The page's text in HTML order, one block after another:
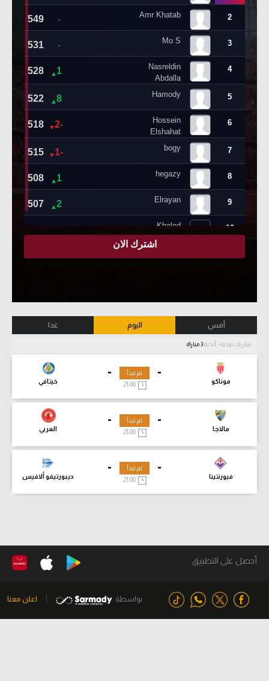
أمس اليوم غدا
مباريات ودية - أندية
-
موناكو
-
خيتافي
لم تبدأ
21:00
-
مالاجا
-
العربي
لم تبدأ
21:00
-
فيورنتينا
-
ديبورتيفو ألافيس
لم تبدأ
21:00
أحصل على التطبيق
بواسطة اعلن معنا